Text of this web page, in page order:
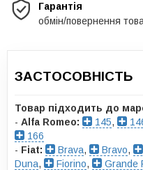
Гарантія
обмін/повернення
ЗАСТОСОВНІСТЬ
Товар підходить до
- Alfa Romeo: 145,
166
- Fiat: Brava, Bravo,
Duna, Fiorino, Grande